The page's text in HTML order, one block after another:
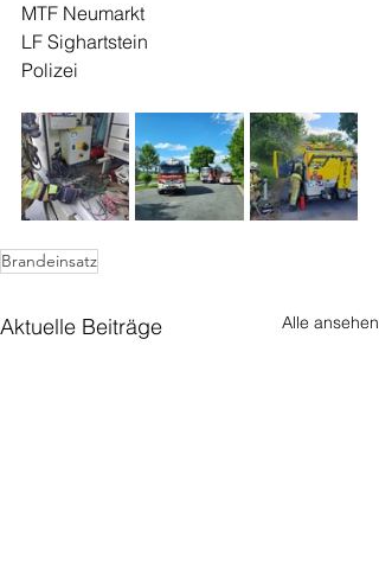
MTF Neumarkt
LF Sighartstein
Polizei
Brandeinsatz
Aktuelle Beiträge Alle ansehen